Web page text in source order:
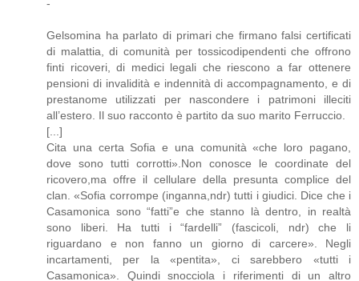
-
Gelsomina ha parlato di primari che firmano falsi certificati
di malattia, di comunità per tossicodipendenti che offrono
finti ricoveri, di medici legali che riescono a far ottenere
pensioni di invalidità e indennità di accompagnamento, e di
prestanome utilizzati per nascondere i patrimoni illeciti
all’estero. Il suo racconto è partito da suo marito Ferruccio.
[...]
Cita una certa Sofia e una comunità «che loro pagano,
dove sono tutti corrotti».Non conosce le coordinate del
ricovero,ma offre il cellulare della presunta complice del
clan. «Sofia corrompe (inganna,ndr) tutti i giudici. Dice che i
Casamonica sono “fatti”e che stanno là dentro, in realtà
sono liberi. Ha tutti i “fardelli” (fascicoli, ndr) che li
riguardano e non fanno un giorno di carcere». Negli
incartamenti, per la «pentita», ci sarebbero «tutti i
Casamonica». Quindi snocciola i riferimenti di un altro